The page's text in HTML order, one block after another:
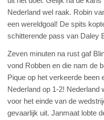
Nederland wel raak. Robin
een wereldgoal! De spits
schitterende pass van Daley
Zeven minuten na rust gaf
vond Robben en die nam de
Pique op het verkeerde been
Nederland op 1-2! Nederland
voor het einde van de
gevaarlijk uit. Janmaat lobte